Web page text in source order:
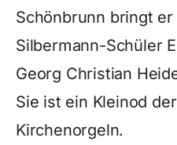
Schönbrunn bringt
Silbermann-Schüler
Georg Christian
Sie ist ein Kleinod
Kirchenorgeln.